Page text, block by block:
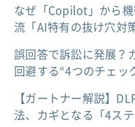
なぜ「Copilot」から
流「AI特有の抜け穴対
誤回答で訴訟に発展？
回避する“4つのチェッ
【ガートナー解説】
法、カギとなる「4ス